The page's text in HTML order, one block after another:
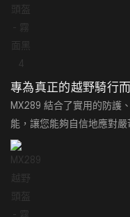
專為真正的越野騎行
MX289 結合了實用的防護
能，讓您能夠自信地應對嚴